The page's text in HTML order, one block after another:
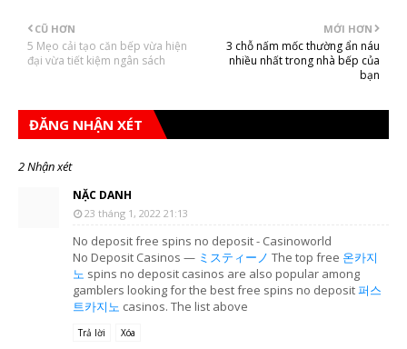
MỚI HƠN
3 chỗ nấm mốc thường ẩn náu
nhiều nhất trong nhà bếp của
bạn
CŨ HƠN
5 Mẹo cải tạo căn bếp vừa hiện
đại vừa tiết kiệm ngân sách
ĐĂNG NHẬN XÉT
2 Nhận xét
NẶC DANH
23 tháng 1, 2022 21:13
No deposit free spins no deposit - Casinoworld
No Deposit Casinos — ミスティーノ The top free 온카지
노 spins no deposit casinos are also popular among
gamblers looking for the best free spins no deposit퍼스
트카지노 casinos. The list above
Trả lời Xóa